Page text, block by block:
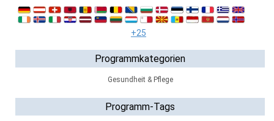
+25
Programmkategorien
Gesundheit & Pflege
Programm-Tags